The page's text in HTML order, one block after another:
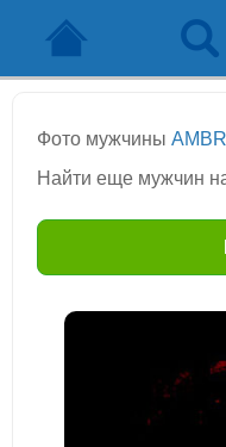
Фото мужчины
Найти еще мужчин